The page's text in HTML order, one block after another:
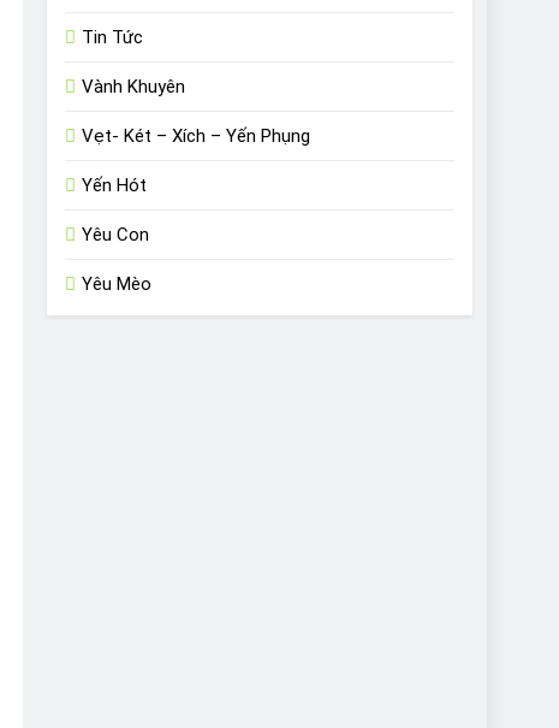
Tin Tức
Vành Khuyên
Vẹt- Két – Xích – Yến Phụng
Yến Hót
Yêu Con
Yêu Mèo